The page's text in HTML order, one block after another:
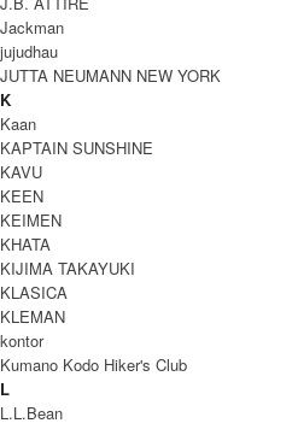
型番
カラー BLACK
本体、つば部分：ポリエ
生産国 中国製
洗濯表記
裏地 / 透け感
備考
Jackman
jujudhau
JUTTA NEUMANN NEW YORK
K
Kaan
KAPTAIN SUNSHINE
KAVU
KEEN
KEIMEN
KHATA
KIJIMA TAKAYUKI
KLASICA
KLEMAN
kontor
Kumano Kodo Hiker's Club
L
L.L.Bean